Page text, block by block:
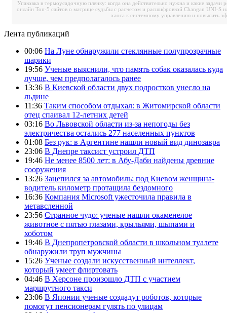
Упаковка в термоусадочную пленку: когда она действительно нужна и какие задачи
онлайн Топ-5 сайтов о матрице судьбы с расчетом и расшифровкой Changan UNI-S
хаоса к системному управлению и повысить
Лента публикаций
00:06 На Луне обнаружили стеклянные полупрозрачные
шарики
19:56 Ученые выяснили, что память собак оказалась куда
лучше, чем предполагалось ранее
13:36 В Киевской области двух подростков унесло на
льдине
11:36 Таким способом отдыхал: в Житомирской области
отец спаивал 12-летних детей
03:16 Во Львовской области из-за непогоды без
электричества остались 277 населенных пунктов
01:08 Без рук: в Аргентине нашли новый вид динозавра
23:06 В Днепре таксист устроил ДТП
19:46 Не менее 8500 лет: в Абу-Даби найдены древние
сооружения
13:26 Зацепился за автомобиль: под Киевом женщина-
водитель километр протащила бездомного
16:36 Компания Microsoft ужесточила правила в
метавсленной
23:56 Странное чудо: ученые нашли окаменелое
животное с пятью глазами, крыльями, шыпами и
хоботом
19:46 В Днепропетровской области в школьном туалете
обнаружили труп мужчины
15:26 Ученые создали искусственный интеллект,
который умеет флиртовать
04:46 В Херсоне произошло ДТП с участием
маршрутного такси
23:06 В Японии ученые создадут роботов, которые
помогут пенсионерам гулять по улицам